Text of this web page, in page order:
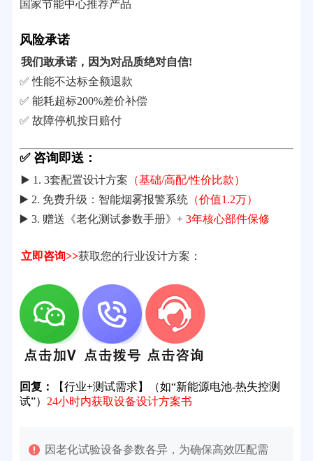
国家节能中心推荐产品
风险承诺
我们敢承诺，因为对品质绝对自信!
✅ 性能不达标全额退款
✅ 能耗超标200%差价补偿
✅ 故障停机按日赔付
✅ 咨询即送：
▶️ 1. 3套配置设计方案 （基础/高配/性价比款）
▶️ 2. 免费升级：智能烟雾报警系统（价值1.2万）
▶️ 3. 赠送《老化测试参数手册》+ 3年核心部件保修
立即咨询>>获取您的行业设计方案：
回复：
【行业+测试需求】（如“新能源电池-热失控测
试”） 24小时内获取设备设计方案书
因老化试验设备参数各异，为确保高效匹配需